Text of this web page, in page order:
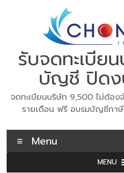
รับจดทะเบีย
บัญชี ปิดง
จดทะเบียนบริษัท 9,500 ไม่ต้อง
รายเดือน ฟรี อบรมบัญชีภาษี
Menu
MENU